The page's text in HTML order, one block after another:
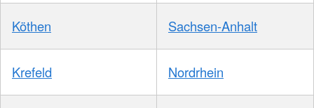
Köthen Sachsen-Anhalt
Krefeld Nordrhein